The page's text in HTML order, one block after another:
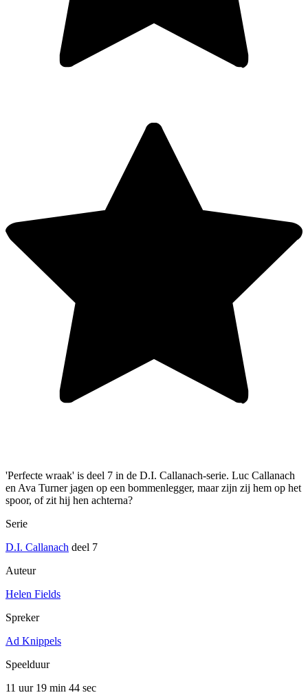
'Perfecte wraak' is deel 7 in de D.I. Callanach-serie. Luc Callanach
en Ava Turner jagen op een bommenlegger, maar zijn zij hem op het
spoor, of zit hij hen achterna?
Serie
D.I. Callanach deel 7
Auteur
Helen Fields
Spreker
Ad Knippels
Speelduur
11 uur 19 min 44 sec